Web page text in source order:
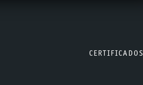
CERTIFICADOS